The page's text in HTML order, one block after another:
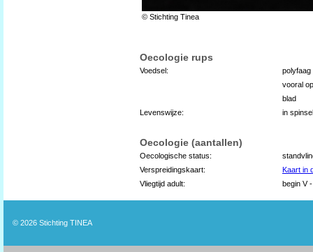
© Stichting Tinea
Oecologie rups
Voedsel:
polyfaag
vooral
blad
Levenswijze:
in
Oecologie (aantallen)
Oecologische status:
Verspreidingskaart:
Kaart in
Vliegtijd adult:
begin V
© 2026 Stichting TINEA